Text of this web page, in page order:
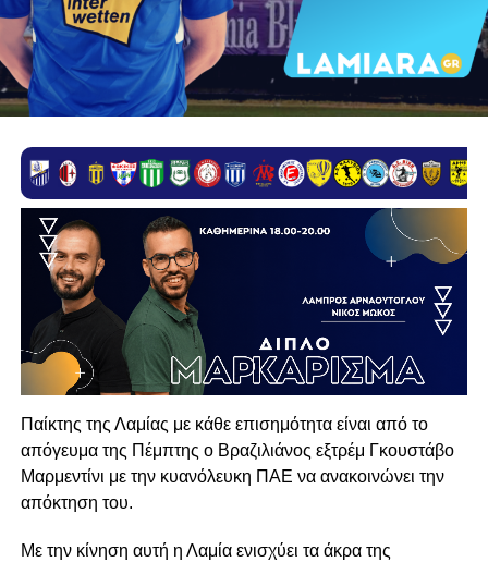
Παίκτης της Λαμίας με κάθε επισημότητα είναι από το
απόγευμα της Πέμπτης ο Βραζιλιάνος εξτρέμ Γκουστάβο
Μαρμεντίνι με την κυανόλευκη ΠΑΕ να ανακοινώνει την
απόκτηση του.
Με την κίνηση αυτή η Λαμία ενισχύει τα άκρα της